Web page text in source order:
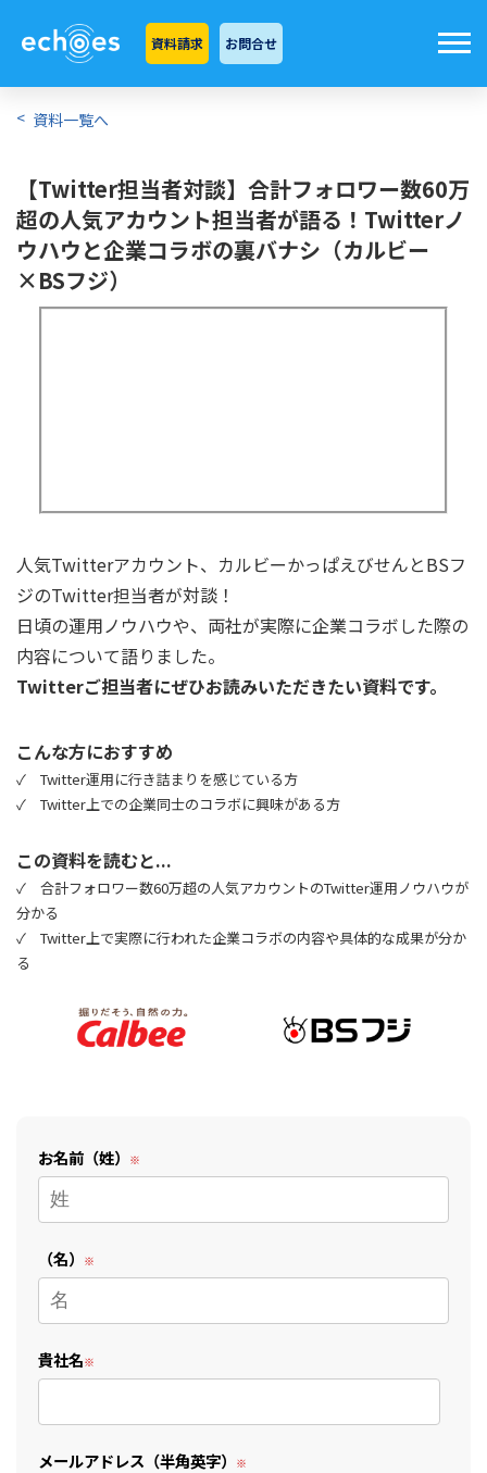
資料請求 お問合せ
資料一覧へ
【Twitter担当者対談】合計フォロワー数60万
超の人気アカウント担当者が語る！Twitterノ
ウハウと企業コラボの裏バナシ（カルビー
×BSフジ）
人気Twitterアカウント、カルビーかっぱえびせんとBSフ
ジのTwitter担当者が対談！
日頃の運用ノウハウや、両社が実際に企業コラボした際の
内容について語りました。
Twitterご担当者にぜひお読みいただきたい資料です。
こんな方におすすめ
✓ Twitter運用に行き詰まりを感じている方
✓ Twitter上での企業同士のコラボに興味がある方
この資料を読むと...
✓ 合計フォロワー数60万超の人気アカウントのTwitter運用ノウハウが
分かる
✓ Twitter上で実際に行われた企業コラボの内容や具体的な成果が分か
る
お名前（姓）
（名）
貴社名
メールアドレス（半角英字）